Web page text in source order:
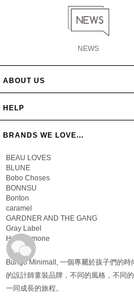
NEWS
ABOUT US
HELP
BRANDS WE LOVE...
BEAU LOVES
BLUNE
Bobo Choses
BONNSU
Bonton
caramel
GARDNER AND THE GANG
Gray Label
Hello Simone
Bungo Minimall, 一個專屬於孩子們的
的設計師童裝品牌，不同的風格，不同
一同成長的旅程。